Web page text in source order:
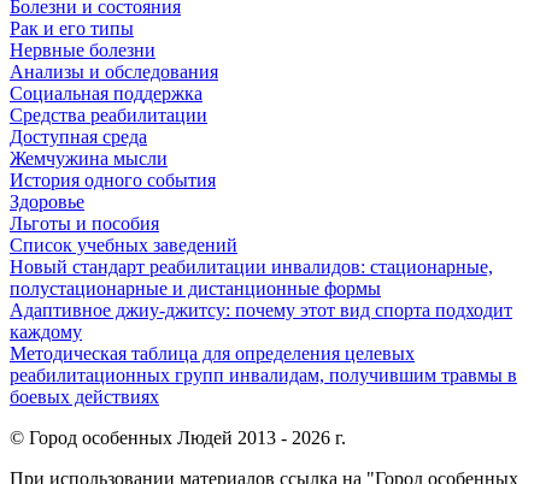
Болезни и состояния
Рак и его типы
Нервные болезни
Анализы и обследования
Социальная поддержка
Средства реабилитации
Доступная среда
Жемчужина мысли
История одного события
Здоровье
Льготы и пособия
Список учебных заведений
Новый стандарт реабилитации инвалидов: стационарные,
полустационарные и дистанционные формы
Адаптивное джиу-джитсу: почему этот вид спорта подходит
каждому
Методическая таблица для определения целевых
реабилитационных групп инвалидам, получившим травмы в
боевых действиях
© Город особенных Людей 2013 - 2026 г.
При использовании материалов ссылка на "Город особенных